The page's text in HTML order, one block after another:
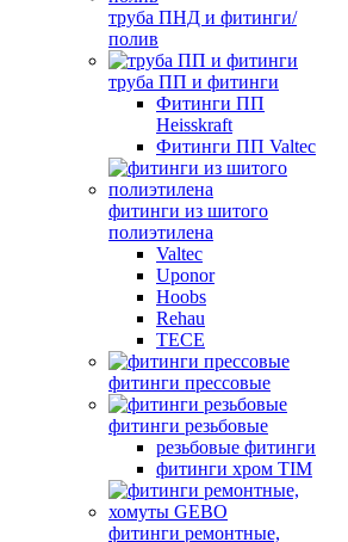
труба ПНД и фитинги/
полив
труба ПП и фитинги
Фитинги ПП
Heisskraft
Фитинги ПП Valtec
фитинги из шитого
полиэтилена
Valtec
Uponor
Hoobs
Rehau
TECE
фитинги прессовые
фитинги резьбовые
резьбовые фитинги
фитинги хром TIM
фитинги ремонтные,